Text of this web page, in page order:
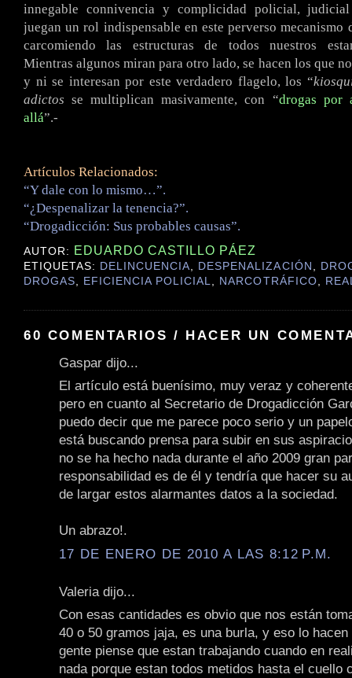
innegable connivencia y complicidad policial,
juegan un rol indispensable en este perverso mecanismo
carcomiendo las estructuras de todos nuestros
Mientras algunos miran para otro lado, se hacen los que
y ni se interesan por este verdadero flagelo, los “
adictos se multiplican masivamente, con “drogas por
allá”.-
Artículos Relacionados:
“Y dale con lo mismo…”.
“¿Despenalizar la tenencia?”.
“Drogadicción: Sus probables causas”.
AUTOR: EDUARDO CASTILLO PÁEZ
ETIQUETAS: DELINCUENCIA, DESPENALIZACIÓN ,
DROGAS, EFICIENCIA POLICIAL, NARCOTRÁFICO,
60 COMENTARIOS / HACER UN
Gaspar dijo...
El artículo está buenísimo, muy veraz y
pero en cuanto al Secretario de Drogadicción
puedo decir que me parece poco serio y un
está buscando prensa para subir en sus
no se ha hecho nada durante el año 2009 gran
responsabilidad es de él y tendría que hacer su
de largar estos alarmantes datos a la sociedad.
Un abrazo!.
17 DE ENERO DE 2010 A LAS 8:12 P.M.
Valeria dijo...
Con esas cantidades es obvio que nos están
40 o 50 gramos jaja, es una burla, y eso lo hacen
gente piense que estan trabajando cuando en
nada porque estan todos metidos hasta el cuello